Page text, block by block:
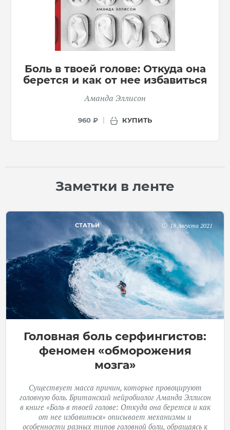
Боль в твоей голове: Откуда она
берется и как от нее избавиться
Аманда Эллисон
960 ₽ КУПИТЬ
Заметки в ленте
СТАТЬИ 18 Августа 2021
Головная боль серфингистов:
феномен «обморожения
мозга»
Существует масса причин, которые провоцируют
головную боль. Британский нейробиолог Аманда Эллисон
в книге «Боль в твоей голове: Откуда она берется и как
от нее избавиться» описывает механизмы и
особенности разных типов головной боли, обращаясь к